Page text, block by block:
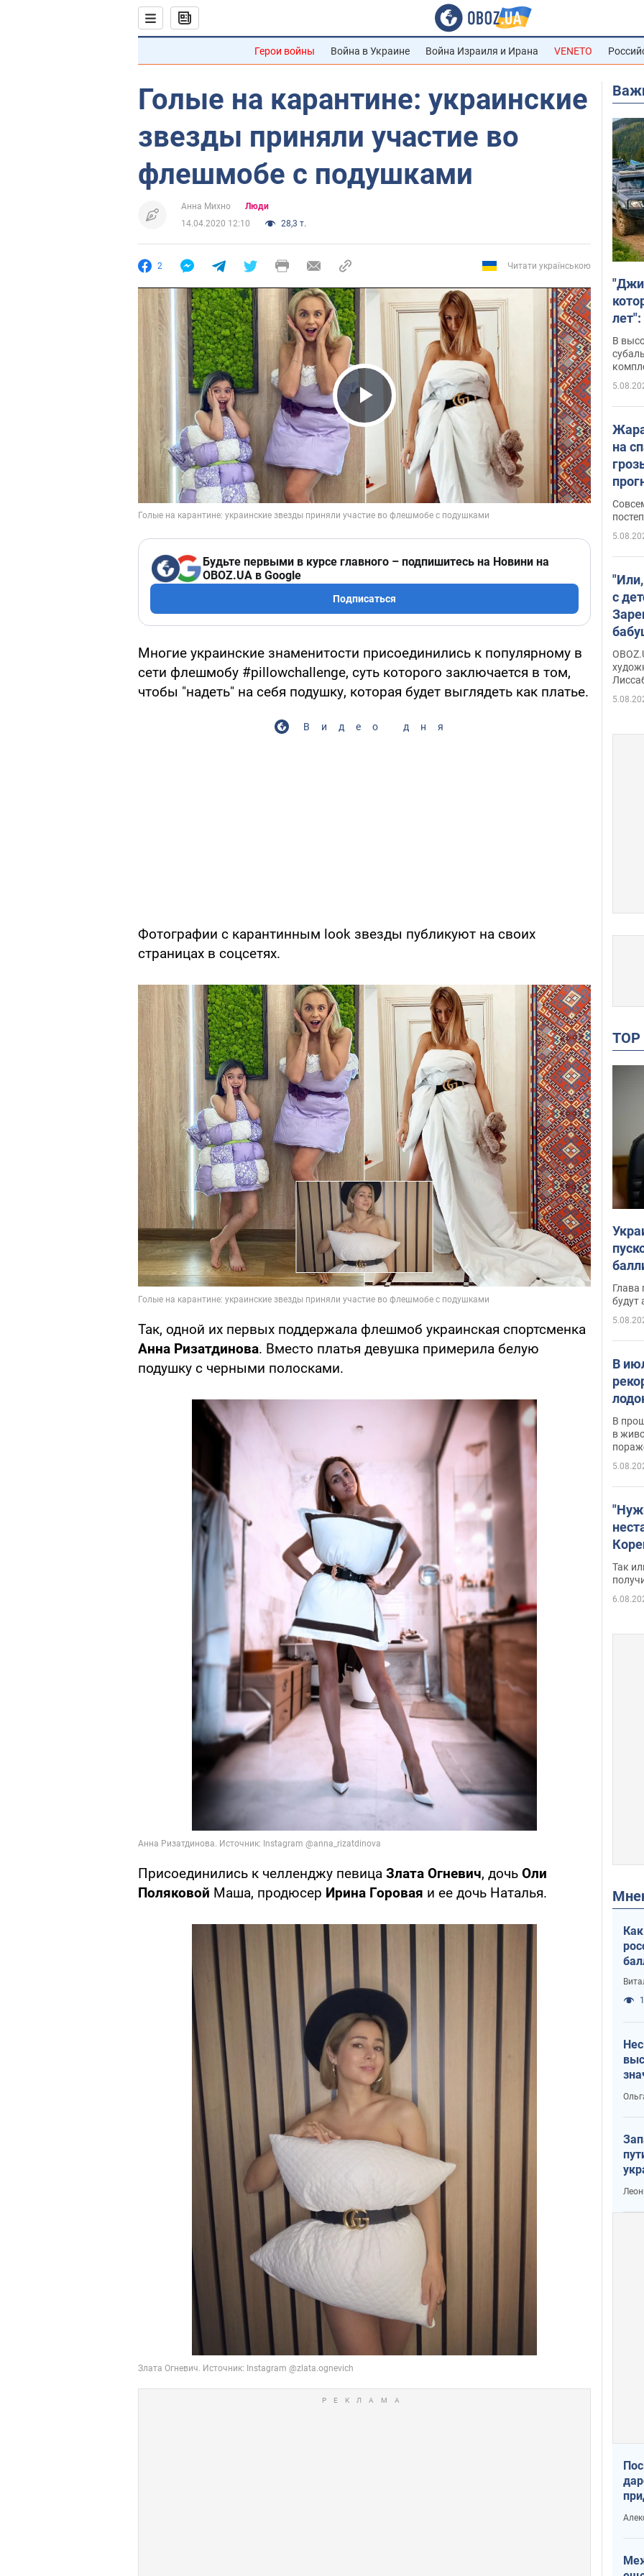
Герои войны Война в Украине Война Израиля и Ирана VENETO
Голые на карантине: украинские
звезды приняли участие во
флешмобе с подушками
Анна Михно
Люди
14.04.2020 12:10
28,3 т.
2 Читати українською
Play Video
Будьте первыми в курсе главного – подпишитесь на Новини на
OBOZ.UA в Google
Подписаться
Многие украинские знаменитости присоединились к популярному в
сети флешмобу #pillowchallenge, суть которого заключается в том,
чтобы "надеть" на себя подушку, которая будет выглядеть как платье.
Видео дня
Фотографии с карантинным look звезды публикуют на своих
страницах в соцсетях.
Так, одной их первых поддержала флешмоб украинская спортсменка
Анна Ризатдинова. Вместо платья девушка примерила белую
подушку с черными полосками.
Присоединились к челленджу певица Злата Огневич, дочь Оли
Поляковой Маша, продюсер Ирина Горовая и ее дочь Наталья.
В
на
с
сына
Глава
будут
В
В
в
Так